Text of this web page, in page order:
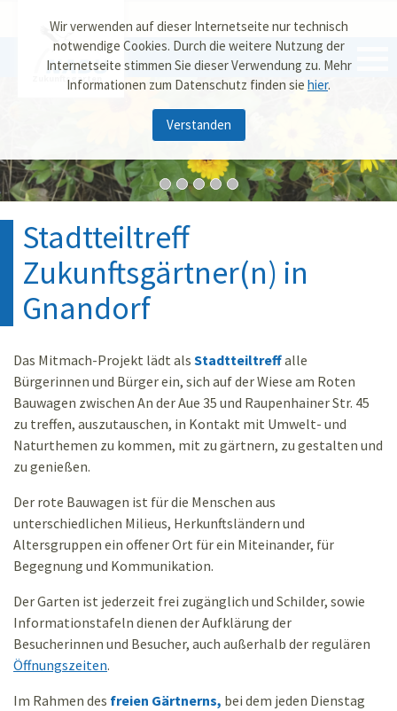
Wir verwenden auf dieser Internetseite nur technisch
notwendige Cookies. Durch die weitere Nutzung der
Internetseite stimmen Sie dieser Verwendung zu. Mehr
Informationen zum Datenschutz finden sie hier.
Verstanden
Zukunftsgarten
Stadtteiltreff
Zukunftsgärtner(n) in
Gnandorf
Das Mitmach-Projekt lädt als Stadtteiltreffalle
Bürgerinnen und Bürger ein, sich auf der Wiese am Roten
Bauwagen zwischen An der Aue 35 und Raupenhainer Str. 45
zu treffen, auszutauschen, in Kontakt mit Umwelt- und
Naturthemen zu kommen, mit zu gärtnern, zu gestalten und
zu genießen.
Der rote Bauwagen ist für die Menschen aus
unterschiedlichen Milieus, Herkunftsländern und
Altersgruppen ein offener Ort für ein Miteinander, für
Begegnung und Kommunikation.
Der Garten ist jederzeit frei zugänglich und Schilder, sowie
Informationstafeln dienen der Aufklärung der
Besucherinnen und Besucher, auch außerhalb der regulären
Öffnungszeiten.
Im Rahmen des freien Gärtnerns, bei dem jeden Dienstag